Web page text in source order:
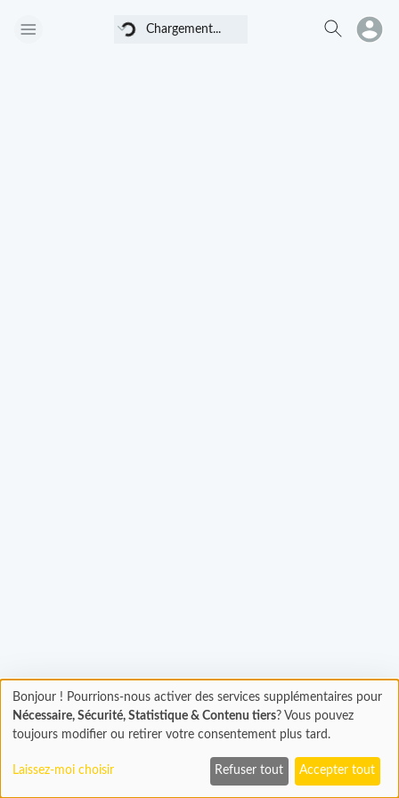
Chargement... Chargement...
Chargement
En cours...
Bonjour ! Pourrions-nous activer des services supplémentaires pour
Nécessaire, Sécurité, Statistique & Contenu tiers? Vous pouvez
toujours modifier ou retirer votre consentement plus tard.
Laissez-moi choisir Refuser tout Accepter tout